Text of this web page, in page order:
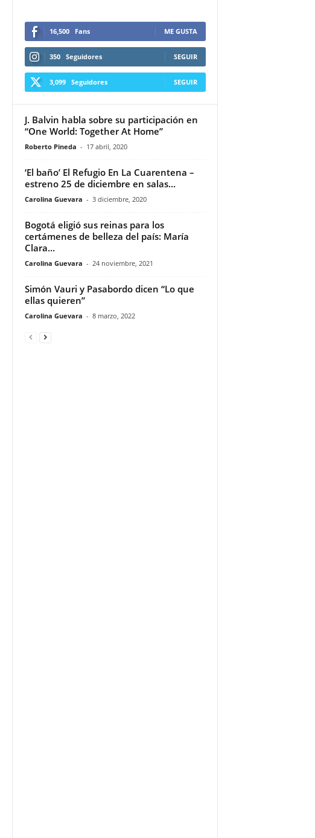
16,500 Fans ME GUSTA
350 Seguidores SEGUIR
3,099 Seguidores SEGUIR
J. Balvin habla sobre su participación en
“One World: Together At Home”
Roberto Pineda - 17 abril, 2020
‘El baño’ El Refugio En La Cuarentena –
estreno 25 de diciembre en salas...
Carolina Guevara - 3 diciembre, 2020
Bogotá eligió sus reinas para los
certámenes de belleza del país: María
Clara...
Carolina Guevara - 24 noviembre, 2021
Simón Vauri y Pasabordo dicen “Lo que
ellas quieren”
Carolina Guevara - 8 marzo, 2022